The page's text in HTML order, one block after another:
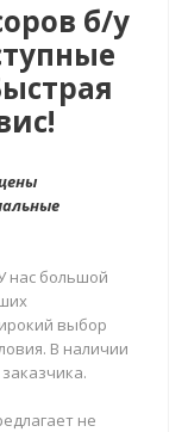
б/у
нас большой
выбор
В наличии
не